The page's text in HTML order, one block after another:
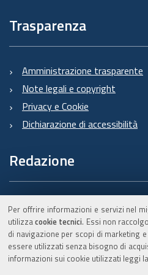
Per offrire informazioni e servizi nel
utilizzacookie tecnici. Essi non
di navigazione per scopi di marketing
essere utilizzati senza bisogno di
informazioni sui cookie utilizzati leggi
Trasparenza
Amministrazione trasparente
Note legali e copyright
Privacy e Cookie
Dichiarazione di accessibilità
Redazione
Informazioni sul Burert
e contatti